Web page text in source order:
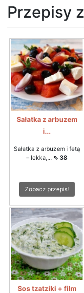
Przepisy
Sałatka z arbuzem
i...
Sałatka z arbuzem i fetą
– lekka,... ⇖ 38
Zobacz przepis!
Sos tzatziki + film